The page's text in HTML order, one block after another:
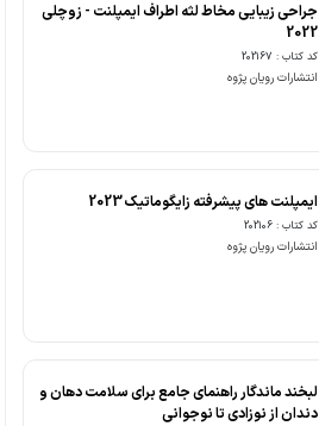
جراحی زیبایی مخاط لثه اطراف ایمپلنت - زوچلی
2022
کد کتاب : 202167
انتشارات رویان پژوه
ایمپلنت های پیشرفته زایگوماتیک 2023
کد کتاب : 202106
انتشارات رویان پژوه
لبخند ماندگار راهنمای جامع برای سلامت دهان و
دندان از نوزادی تا نوجوانی